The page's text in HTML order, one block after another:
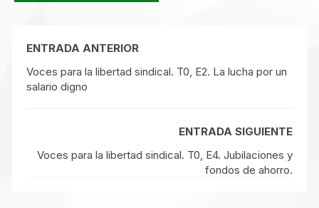
ENTRADA ANTERIOR
Voces para la libertad sindical. T0, E2. La lucha por un
salario digno
ENTRADA SIGUIENTE
Voces para la libertad sindical. T0, E4. Jubilaciones y
fondos de ahorro.